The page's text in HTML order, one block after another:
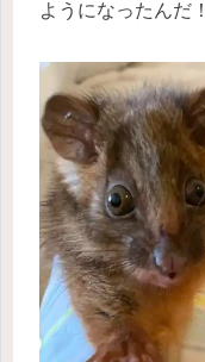
ようになったんだ！